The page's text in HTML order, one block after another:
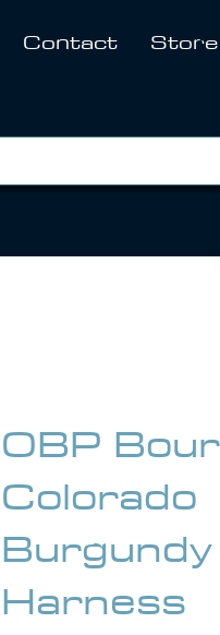
Contact Store
OBP
Colorado
Burgundy
Harness